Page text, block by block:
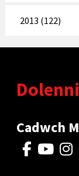
2013 (122)
Cadwch